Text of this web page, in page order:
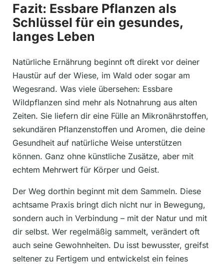
Fazit: Essbare Pflanzen als
Schlüssel für ein gesundes,
langes Leben
Natürliche Ernährung beginnt oft direkt vor deiner
Haustür auf der Wiese, im Wald oder sogar am
Wegesrand. Was viele übersehen: Essbare
Wildpflanzen sind mehr als Notnahrung aus alten
Zeiten. Sie liefern dir eine Fülle an Mikronährstoffen,
sekundären Pflanzenstoffen und Aromen, die deine
Gesundheit auf natürliche Weise unterstützen
können. Ganz ohne künstliche Zusätze, aber mit
echtem Mehrwert für Körper und Geist.
Der Weg dorthin beginnt mit dem Sammeln. Diese
achtsame Praxis bringt dich nicht nur in Bewegung,
sondern auch in Verbindung – mit der Natur und mit
dir selbst. Wer regelmäßig sammelt, verändert oft
auch seine Gewohnheiten. Du isst bewusster, greifst
seltener zu Fertigem und entwickelst ein feines